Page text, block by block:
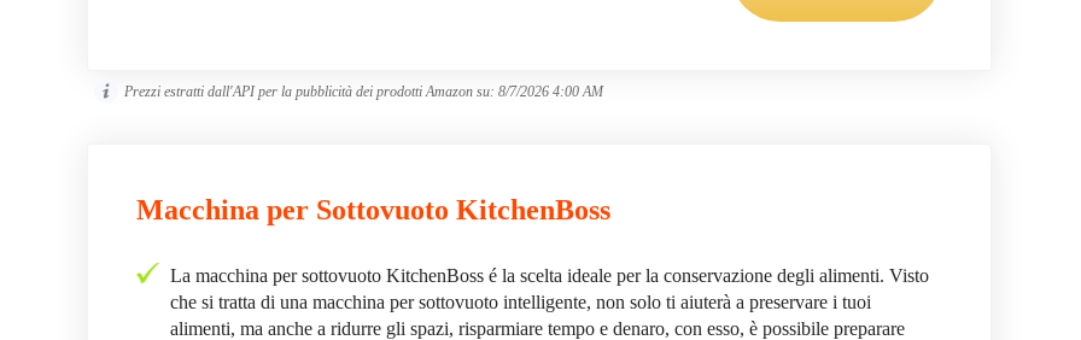
Prezzi estratti dall'API per la pubblicità dei prodotti Amazon su: 8/7/2026 4:00 AM
Macchina per Sottovuoto KitchenBoss
La macchina per sottovuoto KitchenBoss é la scelta ideale per la conservazione degli alimenti. Visto
che si tratta di una macchina per sottovuoto intelligente, non solo ti aiuterà a preservare i tuoi
alimenti, ma anche a ridurre gli spazi, risparmiare tempo e denaro, con esso, è possibile preparare